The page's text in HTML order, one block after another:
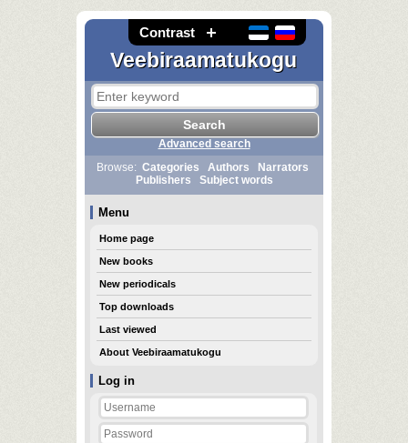
Contrast
Veebiraamatukogu
Log in
Advanced search
Browse: Categories Authors
Narrators
Publishers
Subject words
Menu
Home page
New books
New periodicals
Top downloads
Last viewed
About Veebiraamatukogu